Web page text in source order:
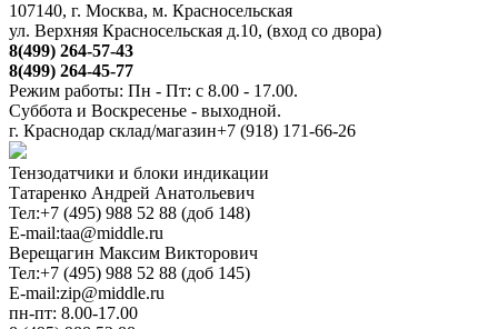
107140, г. Москва, м. Красносельская
ул. Верхняя Красносельская д.10, (вход со двора)
8(499) 264-57-43
8(499) 264-45-77
Режим работы: Пн - Пт: с 8.00 - 17.00.
Суббота и Воскресенье - выходной.
г. Краснодар склад/магазин+7 (918) 171-66-26
Тензодатчики и блоки индикации
Татаренко Андрей Анатольевич
Тел:+7 (495) 988 52 88 (доб 148)
E-mail:taa@middle.ru
Верещагин Максим Викторович
Тел:+7 (495) 988 52 88 (доб 145)
E-mail:zip@middle.ru
пн-пт: 8.00-17.00